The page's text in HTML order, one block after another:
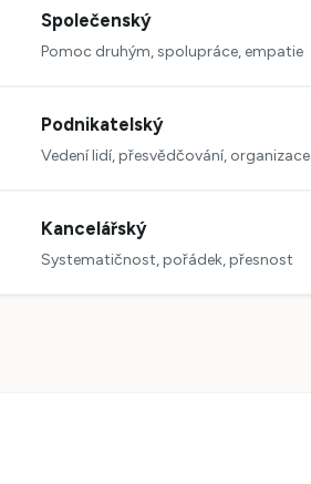
Společenský
Pomoc druhým, spolupráce, empatie
Podnikatelský
Vedení lidí, přesvědčování, organizace
Kancelářský
Systematičnost, pořádek, přesnost